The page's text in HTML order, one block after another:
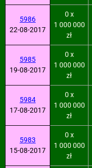
5986
22-08-2017
0 x
1 000 000
zł
5985
19-08-2017
0 x
1 000 000
zł
5984
17-08-2017
0 x
1 000 000
zł
5983
15-08-2017
0 x
1 000 000
zł